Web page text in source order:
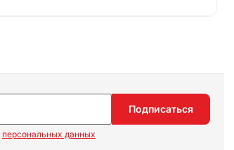
Подписаться
персональных данных